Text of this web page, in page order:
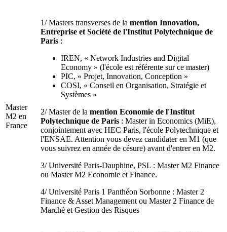
Master
M2 en
France
1/ Masters transverses de la mention Innovation,
Entreprise et Société de l'Institut Polytechnique de
Paris :
IREN, « Network Industries and Digital
Economy » (l'école est référente sur ce master)
PIC, « Projet, Innovation, Conception »
COSI, « Conseil en Organisation, Stratégie et
Systèmes »
2/ Master de la mention Economie de l'Institut
Polytechnique de Paris : Master in Economics (MiE),
conjointement avec HEC Paris, l'école Polytechnique et
l'ENSAE. Attention vous devez candidater en M1 (que
vous suivrez en année de césure) avant d'entrer en M2.
3/ Université Paris-Dauphine, PSL : Master M2 Finance
ou Master M2 Economie et Finance.
4/ Université Paris 1 Panthéon Sorbonne : Master 2
Finance & Asset Management ou Master 2 Finance de
Marché et Gestion des Risques